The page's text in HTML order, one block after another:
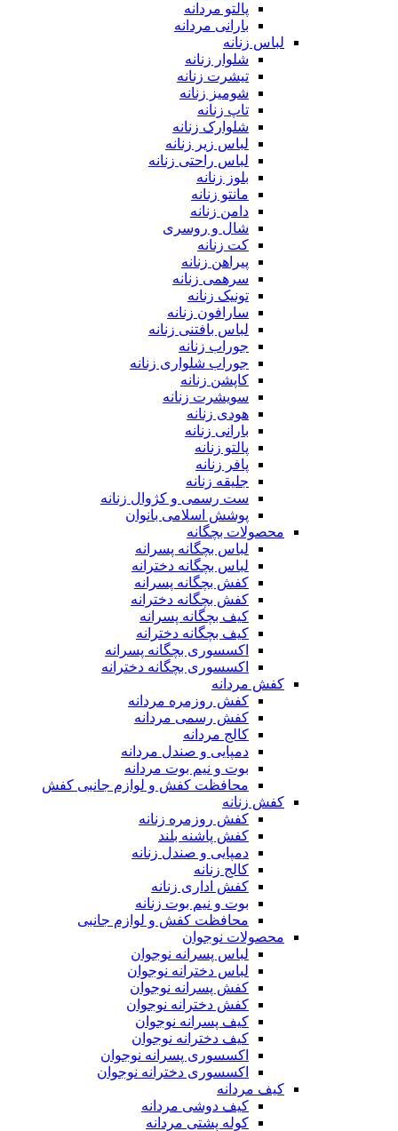
پالتو مردانه
بارانی مردانه
لباس زنانه
شلوار زنانه
تیشرت زنانه
شومیز زنانه
تاپ زنانه
شلوارک زنانه
لباس زیر زنانه
لباس راحتی زنانه
بلوز زنانه
مانتو زنانه
دامن زنانه
شال و روسری
کت زنانه
پیراهن زنانه
سرهمی زنانه
تونیک زنانه
سارافون زنانه
لباس بافتنی زنانه
جوراب زنانه
جوراب شلواری زنانه
کاپشن زنانه
سویشرت زنانه
هودی زنانه
بارانی زنانه
پالتو زنانه
پافر زنانه
جلیقه زنانه
ست رسمی و کژوال زنانه
پوشش اسلامی بانوان
محصولات بچگانه
لباس بچگانه پسرانه
لباس بچگانه دخترانه
کفش بچگانه پسرانه
کفش بچگانه دخترانه
کیف بچگانه پسرانه
کیف بچگانه دخترانه
اکسسوری بچگانه پسرانه
اکسسوری بچگانه دخترانه
کفش مردانه
کفش روزمره مردانه
کفش رسمی مردانه
کالج مردانه
دمپایی و صندل مردانه
بوت و نیم بوت مردانه
محافظت کفش و لوازم جانبی کفش
کفش زنانه
کفش روزمره زنانه
کفش پاشنه بلند
دمپایی و صندل زنانه
کالج زنانه
کفش اداری زنانه
بوت و نیم بوت زنانه
محافظت کفش و لوازم جانبی
محصولات نوجوان
لباس پسرانه نوجوان
لباس دخترانه نوجوان
کفش پسرانه نوجوان
کفش دخترانه نوجوان
کیف پسرانه نوجوان
کیف دخترانه نوجوان
اکسسوری پسرانه نوجوان
اکسسوری دخترانه نوجوان
کیف مردانه
کیف دوشی مردانه
کوله پشتی مردانه